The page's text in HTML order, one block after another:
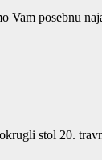
Vam posebnu
stol 20.